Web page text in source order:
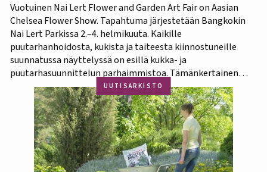
Vuotuinen Nai Lert Flower and Garden Art Fair on Aasian
Chelsea Flower Show. Tapahtuma järjestetään Bangkokin
Nai Lert Parkissa 2.–4. helmikuuta. Kaikille
puutarhanhoidosta, kukista ja taiteesta kiinnostuneille
suunnatussa näyttelyssä on esillä kukka- ja
puutarhasuunnittelun parhaimmistoa. Tämänkertainen
tapahtuma on osa Amazing Thailand -teemavuotta, joka
pyrkii piristämään Thaimaan matkailua entisestään.
Thaimaa tunnetaan erittäin runsaasta ja monipuolisesta
kasvistostaan,…
UUTISARKISTO